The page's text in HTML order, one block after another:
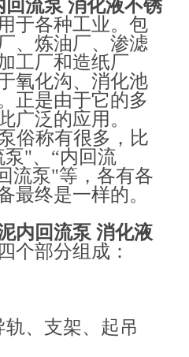
流泵 消化液不锈
于各种工业。包
、炼油厂、渗滤
工厂和造纸厂
氧化沟、消化池
正是由于它的多
广泛的应用。
俗称有很多，比
"、“内回流
流泵"等，各有各
最终是一样的。
内回流泵 消化液
个部分组成：
、支架、起吊